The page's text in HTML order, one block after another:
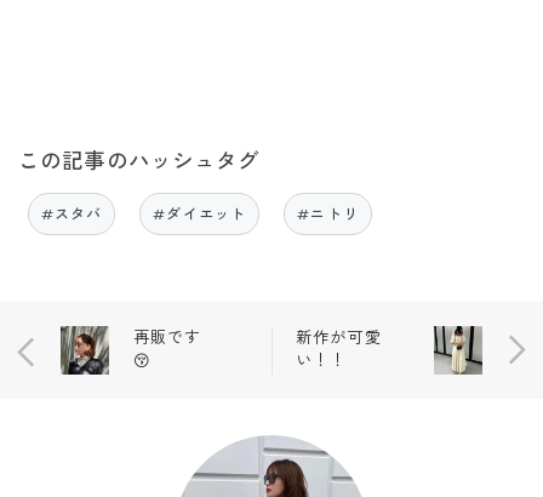
この記事のハッシュタグ
#スタバ #ダイエット #ニトリ
再販です
😚
新作が可愛
い！！